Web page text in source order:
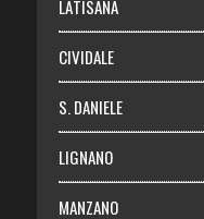
LATISANA
CIVIDALE
S. DANIELE
LIGNANO
MANZANO